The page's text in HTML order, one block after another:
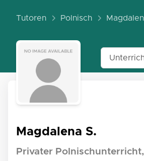
Tutoren Polnisch
Magdalena S.
Privater